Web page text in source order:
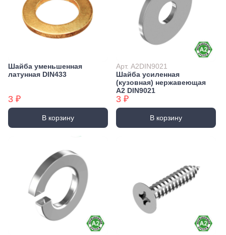
Шайба уменьшенная
латунная DIN433
3 ₽
В корзину
Арт. А2DIN9021
Шайба усиленная
(кузовная) нержавеющая
А2 DIN9021
3 ₽
В корзину